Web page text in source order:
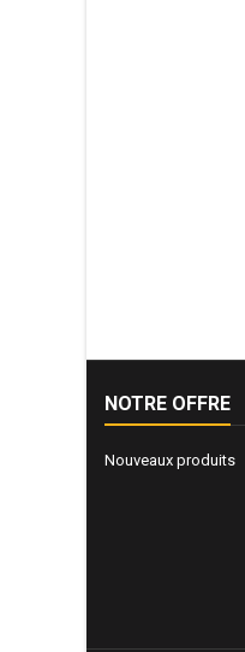
NOTRE OFFRE
Nouveaux produits